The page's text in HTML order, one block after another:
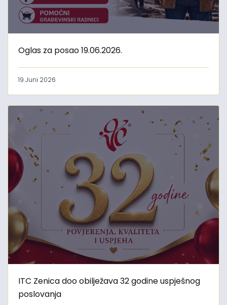
Oglas za posao 19.06.2026.
19 Juni 2026
ITC Zenica doo obilježava 32 godine uspješnog
poslovanja